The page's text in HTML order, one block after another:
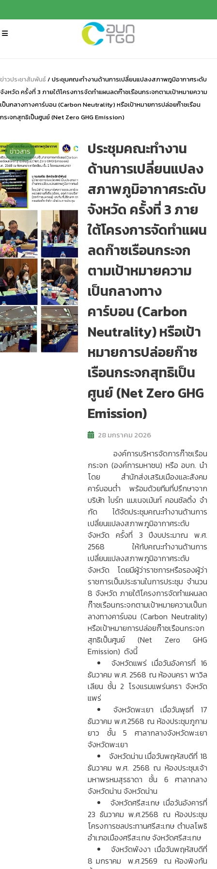
ข่าวประชาสัมพันธ์/ ประชุมคณะทํางานด้านการเปลี่ยนแปลงสภาพภูมิอากาศระดับ
จังหวัด ครั้งที่ 3 ภายใต้โครงการจัดทําแผนลดก๊าซเรือนกระจกตามเป้าหมายความ
เป็นกลางทางคาร์บอน (Carbon Neutrality) หรือเป้าหมายการปล่อยก๊าซเรือน
กระจกสุทธิเป็นศูนย์ (Net Zero GHG Emission)
ข่าวสาร
ประชุมคณะทํางาน
ด้านการเปลี่ยนแปลง
สภาพภูมิอากาศระดับ
จังหวัด ครั้งที่ 3 ภาย
ใต้โครงการจัดทําแผน
ลดก๊าซเรือนกระจก
ตามเป้าหมายความ
เป็นกลางทาง
คาร์บอน (Carbon
Neutrality) หรือเป้า
หมายการปล่อยก๊าซ
เรือนกระจกสุทธิเป็น
ศูนย์ (Net Zero GHG
Emission)
28 มกราคม 2026
องค์การบริหารจัดการก๊าซเรือน
กระจก (องค์การมหาชน) หรือ อบก. นำ
โดย สำนักส่งเสริมเมืองและสังคม
คาร์บอนต่ำ พร้อมด้วยทีมที่ปรึกษาจาก
บริษัท ไบร์ท แมเนจเม้นท์ คอนซัลติ้ง จํา
กัด ได้จัดประชุมคณะทํางานด้านการ
เปลี่ยนแปลงสภาพภูมิอากาศระดับ
จังหวัด ครั้งที่ 3 ปีงบประมาณ พ.ศ.
2568 ให้กับคณะทำงานด้านการ
เปลี่ยนแปลงสภาพภูมิอากาศระดับ
จังหวัด โดยมีผู้ว่าราชการหรือรองผู้ว่า
ราชการเป็นประธานในการประชุม จำนวน
8 จังหวัด ภายใต้โครงการจัดทําแผนลด
ก๊าซเรือนกระจกตามเป้าหมายความเป็นก
ลางทางคาร์บอน (Carbon Neutrality)
หรือเป้าหมายการปล่อยก๊าซเรือนกระจก
สุทธิเป็นศูนย์ (Net Zero GHG
Emission) ดังนี้
จังหวัดแพร่ เมื่อวันอังคารที่ 16
ธันวาคม พ.ศ. 2568 ณ ห้องนครา พาวิล
เลียน ชั้น 2 โรงแรมแพร่นครา จังหวัด
แพร่
จังหวัดพะเยา เมื่อวันพุธที่ 17
ธันวาคม พ.ศ.2568 ณ ห้องประชุมภูกาม
ยาว ชั้น 5 ศาลากลางจังหวัดพะเยา
จังหวัดพะเยา
จังหวัดน่าน เมื่อวันพฤหัสบดีที่ 18
ธันวาคม พ.ศ. 2568 ณ ห้องประชุมเจ้า
มหาพรหมสุรธาดา ชั้น 6 ศาลากลาง
จังหวัดน่าน จังหวัดน่าน
จังหวัดศรีสะเกษ เมื่อวันอังคารที่
23 ธันวาคม พ.ศ.2568 ณ ห้องประชุม
โครงการชลประทานศรีสะเกษ ตำบลโพธิ
อำเภอเมืองศรีสะเกษ จังหวัดศรีสะเกษ
จังหวัดพังงา เมื่อวันพฤหัสบดีที่
8 มกราคม พ.ศ.2569 ณ ห้องพิงกัน